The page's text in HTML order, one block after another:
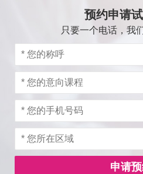
预约申请
只要一个电话，我
申请